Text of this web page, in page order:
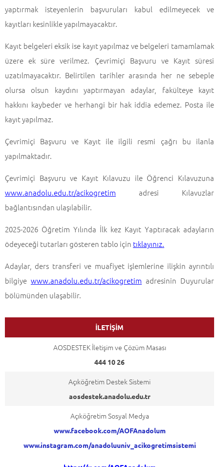
yaptırmak isteyenlerin başvuruları kabul edilmeyecek ve
kayıtları kesinlikle yapılmayacaktır.
Kayıt belgeleri eksik ise kayıt yapılmaz ve belgeleri tamamlamak
üzere ek süre verilmez. Çevrimiçi Başvuru ve Kayıt süresi
uzatılmayacaktır. Belirtilen tarihler arasında her ne sebeple
olursa olsun kaydını yaptırmayan adaylar, fakülteye kayıt
hakkını kaybeder ve herhangi bir hak iddia edemez. Posta ile
kayıt yapılmaz.
Çevrimiçi Başvuru ve Kayıt ile ilgili resmi çağrı bu ilanla
yapılmaktadır.
Çevrimiçi Başvuru ve Kayıt Kılavuzu ile Öğrenci Kılavuzuna
www.anadolu.edu.tr/acikogretim adresi Kılavuzlar
bağlantısından ulaşılabilir.
2025-2026 Öğretim Yılında İlk kez Kayıt Yaptıracak adayların
ödeyeceği tutarları gösteren tablo için tıklayınız.
Adaylar, ders transferi ve muafiyet işlemlerine ilişkin ayrıntılı
bilgiye www.anadolu.edu.tr/acikogretim adresinin Duyurular
bölümünden ulaşabilir.
İLETİŞİM
AOSDESTEK İletişim ve Çözüm Masası
444 10 26
Açıköğretim Destek Sistemi
aosdestek.anadolu.edu.tr
Açıköğretim Sosyal Medya
www.facebook.com/AOFAnadolum
www.instagram.com/anadoluuniv_acikogretimsistemi